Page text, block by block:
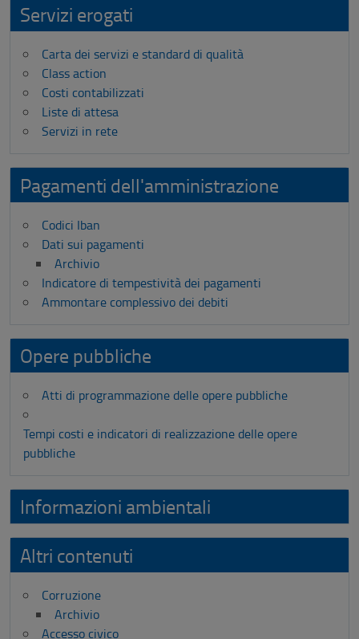
Servizi erogati
Carta dei servizi e standard di qualità
Class action
Costi contabilizzati
Liste di attesa
Servizi in rete
Pagamenti dell'amministrazione
Codici Iban
Dati sui pagamenti
Archivio
Indicatore di tempestività dei pagamenti
Ammontare complessivo dei debiti
Opere pubbliche
Atti di programmazione delle opere pubbliche
Tempi costi e indicatori di realizzazione delle opere
pubbliche
Informazioni ambientali
Altri contenuti
Corruzione
Archivio
Accesso civico